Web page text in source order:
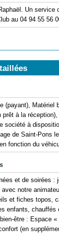
Un service
au 04 94 55 56
(payant), Matériel
prêt à la
société à
de Saint-Pons
fonction du
et de soirées
notre
et fiches topos,
enfants,
être : Espace
(en